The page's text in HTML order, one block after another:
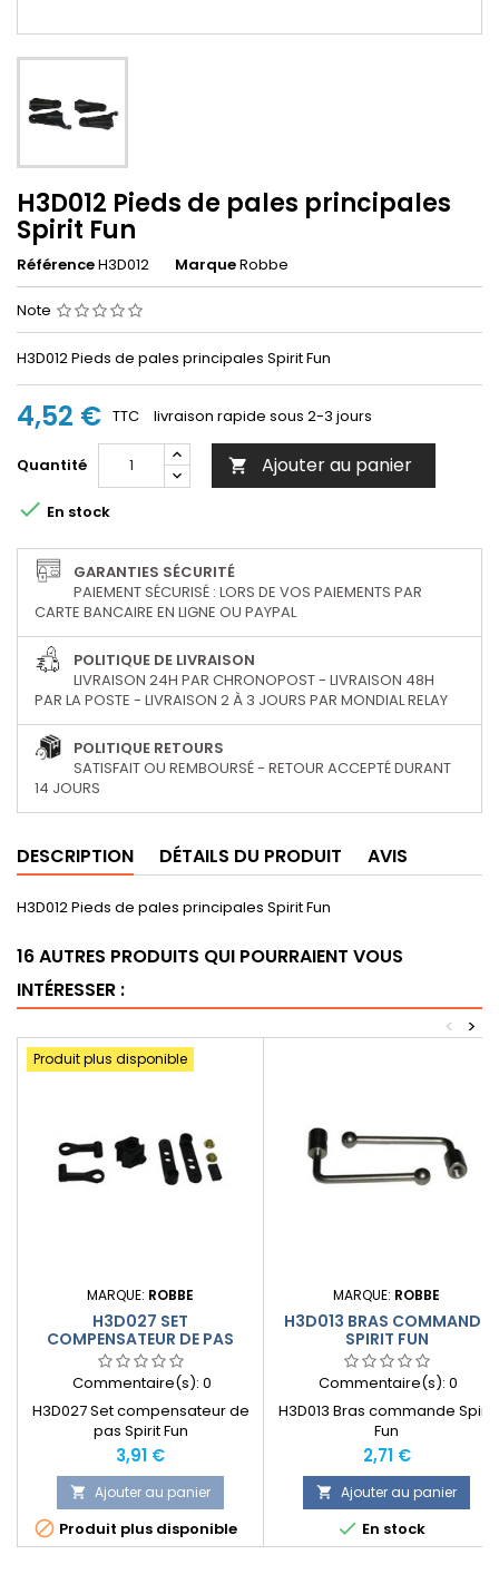
H3D012 Pieds de pales principales
Spirit Fun
RéférenceH3D012 MarqueRobbe
Note
H3D012 Pieds de pales principales Spirit Fun
4,52 € TTC livraison rapide sous 2-3 jours
Quantité  Ajouter au panier
 En stock
GARANTIES SÉCURITÉ
PAIEMENT SÉCURISÉ : LORS DE VOS PAIEMENTS PAR
CARTE BANCAIRE EN LIGNE OU PAYPAL
POLITIQUE DE LIVRAISON
LIVRAISON 24H PAR CHRONOPOST - LIVRAISON 48H
PAR LA POSTE - LIVRAISON 2 À 3 JOURS PAR MONDIAL RELAY
POLITIQUE RETOURS
SATISFAIT OU REMBOURSÉ - RETOUR ACCEPTÉ DURANT
14 JOURS
DESCRIPTION DÉTAILS DU PRODUIT AVIS
H3D012 Pieds de pales principales Spirit Fun
16 AUTRES PRODUITS QUI POURRAIENT VOUS
INTÉRESSER :
>
<
Produit plus disponible
MARQUE: ROBBE
H3D027 SET
COMPENSATEUR DE PAS
SPIRIT FUN
Commentaire(s): 0
H3D027 Set compensateur de
pas Spirit Fun
Prix
3,91 €
 Ajouter au panier
 Produit plus disponible
MARQUE: ROBBE
H3D013 BRAS COMMANDE
SPIRIT FUN
Commentaire(s): 0
H3D013 Bras commande Spirit
Fun
Prix
2,71 €
 Ajouter au panier
 En stock